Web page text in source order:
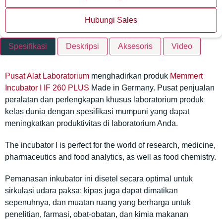
Hubungi Sales
Spesifikasi Deskripsi Aksesoris Video
Pusat Alat Laboratorium menghadirkan produk Memmert
Incubator I IF 260 PLUS Made in Germany. Pusat penjualan
peralatan dan perlengkapan khusus laboratorium produk
kelas dunia dengan spesifikasi mumpuni yang dapat
meningkatkan produktivitas di laboratorium Anda.
The incubator I is perfect for the world of research, medicine,
pharmaceutics and food analytics, as well as food chemistry.
Pemanasan inkubator ini disetel secara optimal untuk
sirkulasi udara paksa; kipas juga dapat dimatikan
sepenuhnya, dan muatan ruang yang berharga untuk
penelitian, farmasi, obat-obatan, dan kimia makanan